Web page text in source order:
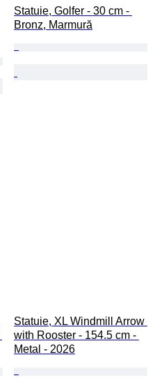
Statuie, Golfer - 30 cm -
Bronz, Marmură
Statuie, XL Windmill Arrow
with Rooster - 154.5 cm -
Metal - 2026